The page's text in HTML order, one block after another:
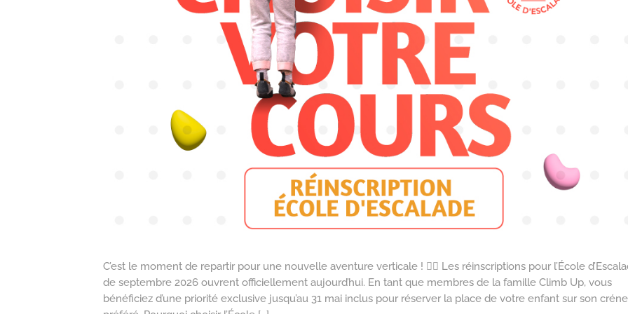
C’est le moment de repartir pour une nouvelle aventure verticale ! 🧗‍♂️ Les réinscriptions pour l’École
de septembre 2026 ouvrent officiellement aujourd’hui. En tant que membres de la famille Climb Up, vous
bénéficiez d’une priorité exclusive jusqu’au 31 mai inclus pour réserver la place de votre enfant sur son